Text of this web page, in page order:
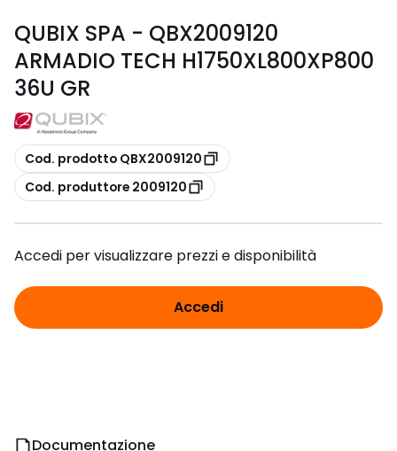
QUBIX SPA - QBX2009120
ARMADIO TECH H1750XL800XP800
36U GR
copia
Cod. prodotto QBX2009120
copia
Cod. produttore 2009120
Accedi per visualizzare prezzi e disponibilità
Accedi
Documentazione